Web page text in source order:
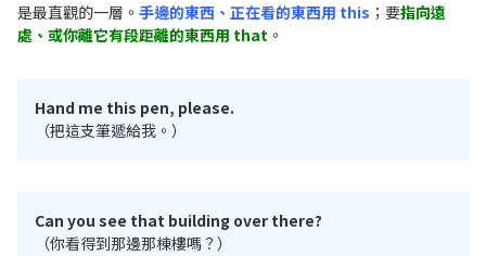
是最直觀的一層。 手邊的東西、正在看的東西用 this ；要指向遠
處、或你離它有段距離的東西用 that 。
Hand me this pen, please.
（把這支筆遞給我。）
Can you see that building over there?
（你看得到那邊那棟樓嗎？）